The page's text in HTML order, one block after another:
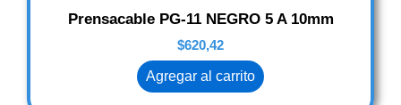
Prensacable PG-11 NEGRO 5 A 10mm
$620,42
Agregar al carrito